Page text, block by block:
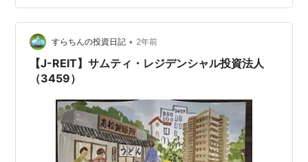
以上を占め、住居もシングル・コンパクトタイプの物件
を重視する方針のようです。平均稼働率97.4%、平均築年
数は12.1年です。今回の分配金は1口あたり2646円でし
た。私は6単位保有しています。 以下は過…
すらちんの投資日記 • 2年前
【J-REIT】サムティ・レジデンシャル投資法人
（3459）